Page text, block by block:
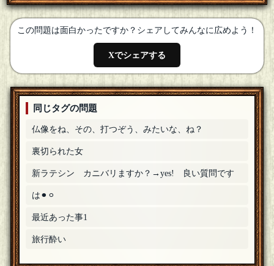
この問題は面白かったですか？シェアしてみんなに広めよう！
Xでシェアする
同じタグの問題
仏像をね、その、打つぞう、みたいな、ね？
裏切られた女
新ラテシン カニバリますか？→yes! 良い質問です
は⚫︎⚪︎
最近あった事1
旅行酔い